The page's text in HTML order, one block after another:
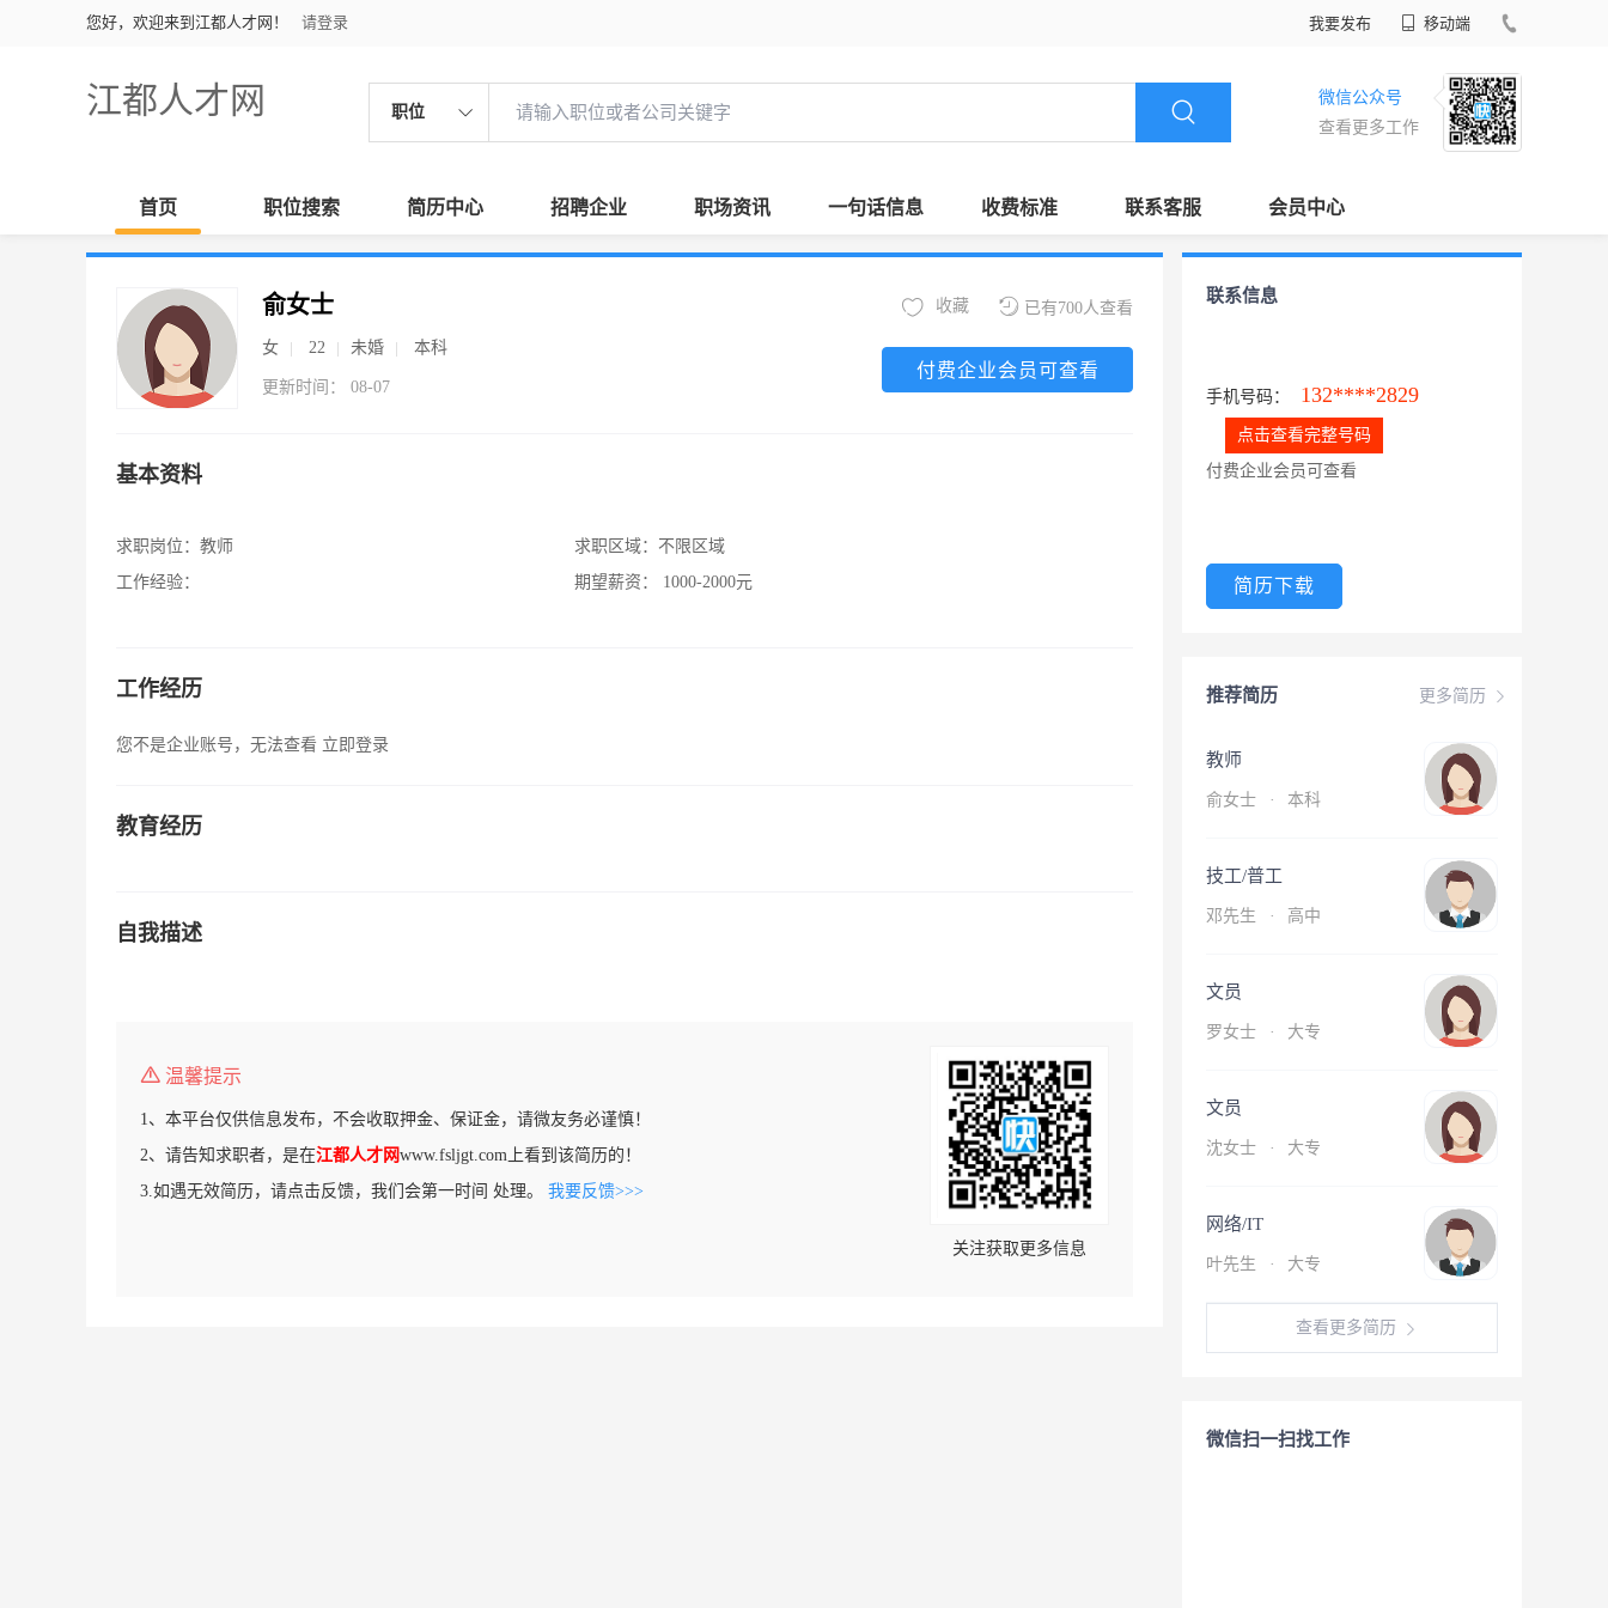
您好，欢迎来到江都人才网！ 请登录 我要发布 移动端
江都人才网 职位
微信公众号
查看更多工作
首页 职位搜索 简历中心 招聘企业 职场资讯 一句话信息 收费标准 联系客服 会员中心
俞女士
女 22 未婚 本科
更新时间： 08-07
已有700人查看
收藏
付费企业会员可查看
基本资料
求职岗位： 教师
工作经验：
求职区域： 不限区域
期望薪资：
1000-2000元
工作经历
您不是企业账号，无法查看 立即登录
教育经历
自我描述
温馨提示
1、本平台仅供信息发布，不会收取押金、保证金，请微友务必谨慎！
2、请告知求职者，是在江都人才网www.fsljgt.com上看到该简历的！
3.如遇无效简历，请点击反馈，我们会第一时间 处理。 我要反馈>>>
关注获取更多信息
联系信息
手机号码： 132****2829
点击查看完整号码
付费企业会员可查看
简历下载
更多简历
推荐简历
教师
俞女士 · 本科
技工/普工
邓先生 · 高中
文员
罗女士 · 大专
文员
沈女士 · 大专
网络/IT
叶先生 · 大专
查看更多简历
微信扫一扫找工作